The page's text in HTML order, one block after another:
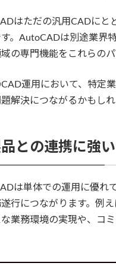
はただの汎用CADにと
す。AutoCADは別途業界
の専門機能をこれらの
運用において、特定
解決につながるかもしれ
との連携に強い
は単体での運用に優れ
遂行につながります。例
業務環境の実現や、コ